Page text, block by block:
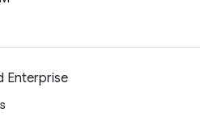
Enterprise